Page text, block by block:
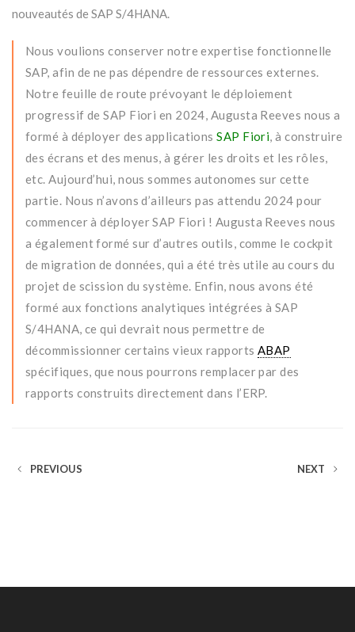
nouveautés de SAP S/4HANA.
Nous voulions conserver notre expertise fonctionnelle
SAP, afin de ne pas dépendre de ressources externes.
Notre feuille de route prévoyant le déploiement
progressif de SAP Fiori en 2024, Augusta Reeves nous a
formé à déployer des applicationsSAP Fiori, à construire
des écrans et des menus, à gérer les droits et les rôles,
etc. Aujourd’hui, nous sommes autonomes sur cette
partie. Nous n’avons d’ailleurs pas attendu 2024 pour
commencer à déployer SAP Fiori ! Augusta Reeves nous
a également formé sur d’autres outils, comme le cockpit
de migration de données, qui a été très utile au cours du
projet de scission du système. Enfin, nous avons été
formé aux fonctions analytiques intégrées à SAP
S/4HANA, ce qui devrait nous permettre de
décommissionner certains vieux rapports ABAP
spécifiques, que nous pourrons remplacer par des
rapports construits directement dans l’ERP.
PREVIOUS NEXT